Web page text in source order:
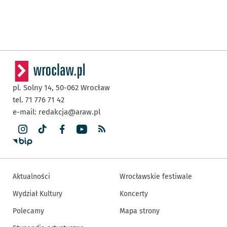
pl. Solny 14, 50-062 Wrocław
tel. 71 776 71 42
e-mail: redakcja@araw.pl
Aktualności
Wydział Kultury
Polecamy
Wrocławskie festiwale
Koncerty
Mapa strony